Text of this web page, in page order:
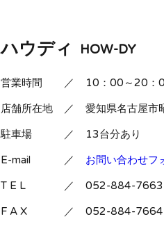
ハウディ HOW-DY
営業時間 ／ 10：00～20：
店舗所在地 ／ 愛知県名古屋
駐車場 ／ 13台分あり
E-mail ／ お問い合わせフ
T E L ／ 052-884-7663
F A X ／ 052-884-